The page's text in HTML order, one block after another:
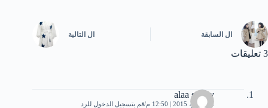
ال السابقة ال التالية
3 تعليقات
alaa sobhy
5 نوفمبر، 2015 | 12:50 م قم بتسجيل الدخول للرد